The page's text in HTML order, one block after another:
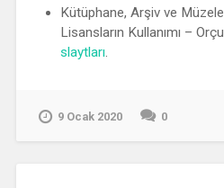
Kütüphane, Arşiv ve
Lisansların Kullanımı –
slaytları.
9 Ocak 2020 0